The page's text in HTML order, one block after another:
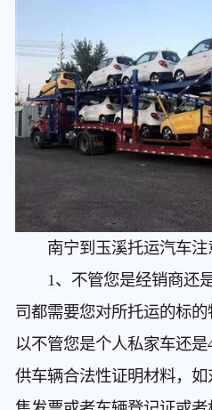
南宁到玉溪托运汽车注
1、不管您是经销商还是
司都需要您对所托运的标
以不管您是个人私家车还
供车辆合法性证明材料，